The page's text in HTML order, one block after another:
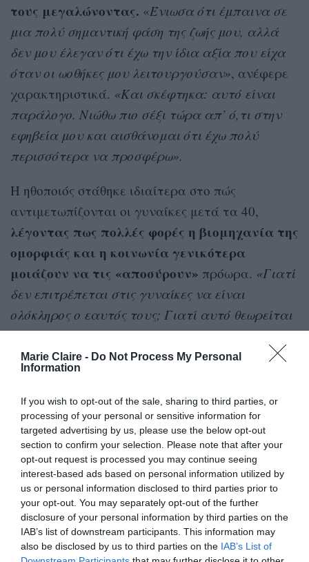
Marie Claire - Do Not Process My Personal
Information
If you wish to opt-out of the sale, sharing to third parties, or
processing of your personal or sensitive information for
targeted advertising by us, please use the below opt-out
section to confirm your selection. Please note that after your
opt-out request is processed you may continue seeing
interest-based ads based on personal information utilized by
us or personal information disclosed to third parties prior to
your opt-out. You may separately opt-out of the further
disclosure of your personal information by third parties on the
IAB’s list of downstream participants. This information may
also be disclosed by us to third parties on the IAB’s List of
τους μεγαλώνοντας. «Ένιωσα ότι έμπαινα σε
μια πολύ σημαντική φάση της ζωής μου, αλλά
δεν μου έλεγαν ότι έχω την ίδια αξία που είχα
όταν οι ωοθήκες μου λειτουργούσαν», ανέφερε
χαρακτηριστικά. «Και σκέφτηκα: αυτό είναι
παράλογο. Νιώθω πιο σέξι τώρα απ’ ό,τι στην
εφηβεία μου και αισθάνομαι ότι έχω πολύ
περισσότερα να προσφέρω».
Η ηθοποιός στάθηκε ιδιαίτερα στο πώς
αντιμετωπίζονται οι γυναίκες μετά τα 40,
λέγοντας πως πολλές φορές η βιομηχανία της
ομορφιάς και η κοινωνία γενικότερα
μοιάζουν να τις «αποσύρουν» πρόωρα. «Γιατί
δεν επιτρέπεται στις γυναίκες να είναι
ολόκληρος ο εαυτός τους; Γιατί αυτό θεωρείται
τόσο απειλητικό για τις βιομηχανίες;»,
σχολίασε.